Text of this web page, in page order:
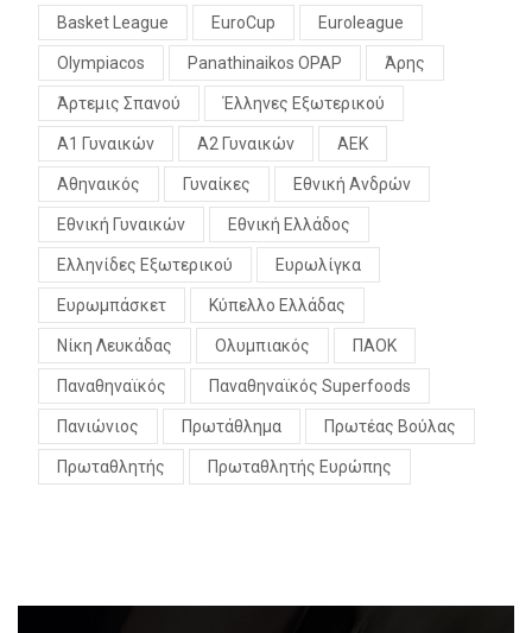
Basket League EuroCup Euroleague
Olympiacos Panathinaikos OPAP Άρης
Άρτεμις Σπανού Έλληνες Εξωτερικού
Α1 Γυναικών Α2 Γυναικών ΑΕΚ
Αθηναικός Γυναίκες Εθνική Ανδρών
Εθνική Γυναικών Εθνική Ελλάδος
Ελληνίδες Εξωτερικού Ευρωλίγκα
Ευρωμπάσκετ Κύπελλο Ελλάδας
Νίκη Λευκάδας Ολυμπιακός ΠΑΟΚ
Παναθηναϊκός Παναθηναϊκός Superfoods
Πανιώνιος Πρωτάθλημα Πρωτέας Βούλας
Πρωταθλητής Πρωταθλητής Ευρώπης